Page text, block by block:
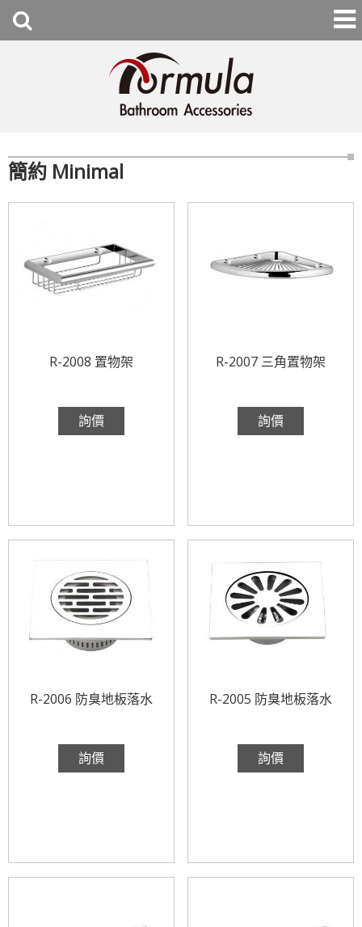
簡約 Minimal
R-2008 置物架
詢價
R-2007 三角置物架
詢價
R-2006 防臭地板落水
詢價
R-2005 防臭地板落水
詢價